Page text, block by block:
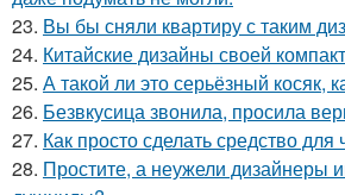
23. Вы бы сняли квартиру с таким
24. Китайские дизайны своей
25. А такой ли это серьёзный косяк,
26. Безвкусица звонила, просила
27. Как просто сделать средство для
28. Простите, а неужели дизайнеры